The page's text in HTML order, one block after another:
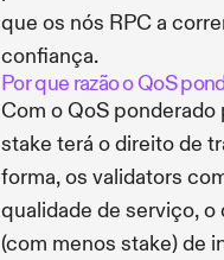
que os nós RPC a
confiança.
Por que razão o QoS
Com o QoS ponderado
stake terá o direito de
forma, os validators
qualidade de serviço,
(com menos stake) de